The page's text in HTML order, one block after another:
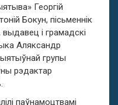
Георгій
Бокун, пісьменнік
і грамадскі
Аляксандр
групы
рэдактар
паўнамоцтвамі